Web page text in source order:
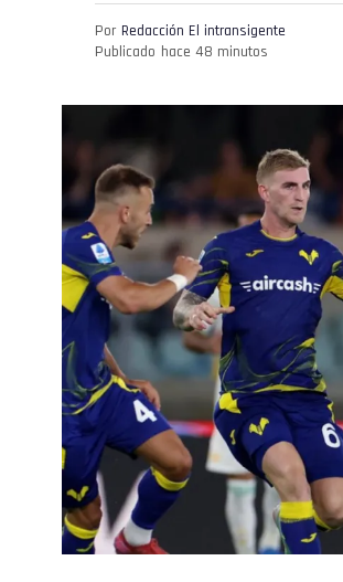
Por Redacción El intransigente
Publicado hace 48 minutos